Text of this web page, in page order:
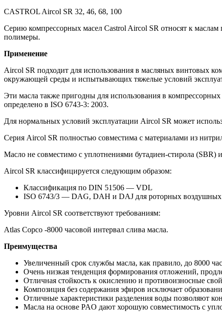
CASTROL Aircol SR 32, 46, 68, 100
Серию компрессорных масел Castrol Aircol SR относят к
полимеры.
Применение
Aircol SR подходит для использования в масляных винтовых
окружающей среды и испытывающих тяжелые условий
Эти масла также пригодны для использования в
определено в ISO 6743-3: 2003.
Для нормальных условий эксплуатации Aircol SR может
Серия Aircol SR полностью совместима с материалами из
Масло не совместимо с уплотнениями бутадиен-стирола (SBR)
Aircol SR классифицируется следующим образом:
Классификация по DIN 51506 — VDL
ISO 6743/3 — DAG, DAH и DAJ для роторных воздушных
Уровни Aircol SR соответствуют требованиям:
Atlas Copco -8000 часовой интервал слива масла.
Преимущества
Увеличенный срок службы масла, как правило, до 8000
Очень низкая тенденция формирования отложений,
Отличная стойкость к окислению и противоизносные
Композиция без содержания эфиров исключает
Отличные характеристики разделения воды позволяют
Масла на основе PAO дают хорошую совместимость с